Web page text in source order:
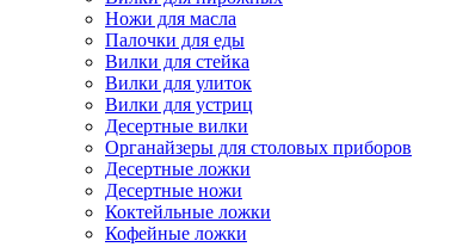
Ножи для масла
Палочки для еды
Вилки для стейка
Вилки для улиток
Вилки для устриц
Десертные вилки
Органайзеры для столовых приборов
Десертные ложки
Десертные ножи
Коктейльные ложки
Кофейные ложки